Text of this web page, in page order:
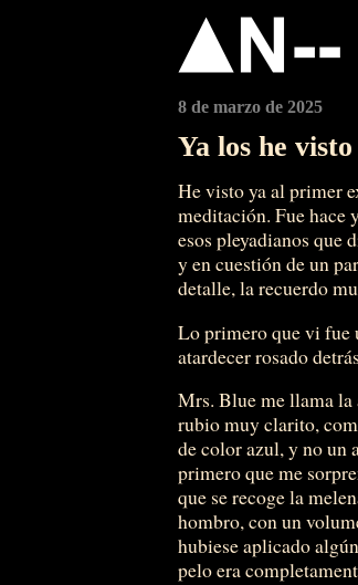
8 de marzo de 2025
Ya los he visto
He visto ya al primer
meditación. Fue hace
esos pleyadianos que
y en cuestión de un
detalle, la recuerdo
Lo primero que vi fue
atardecer rosado
Mrs. Blue me llama la
rubio muy clarito,
de color azul, y no un
primero que me
que se recoge la
hombro, con un
hubiese aplicado
pelo era